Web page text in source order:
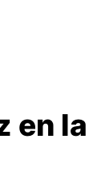
en la